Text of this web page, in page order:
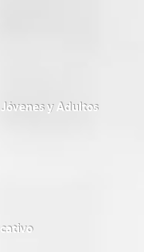
y Adultos